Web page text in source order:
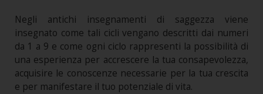
Negli antichi insegnamenti di saggezza viene
insegnato come tali cicli vengano descritti dai numeri
da 1 a 9 e come ogni ciclo rappresenti la possibilità di
una esperienza per accrescere la tua consapevolezza,
acquisire le conoscenze necessarie per la tua crescita
e per manifestare il tuo potenziale di vita.